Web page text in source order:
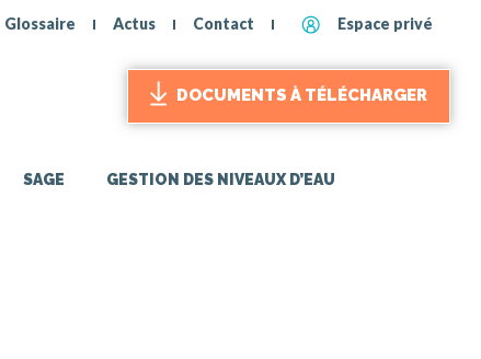
Glossaire Actus Contact Espace privé
DOCUMENTS À TÉLÉCHARGER
SAGE GESTION DES NIVEAUX D’EAU